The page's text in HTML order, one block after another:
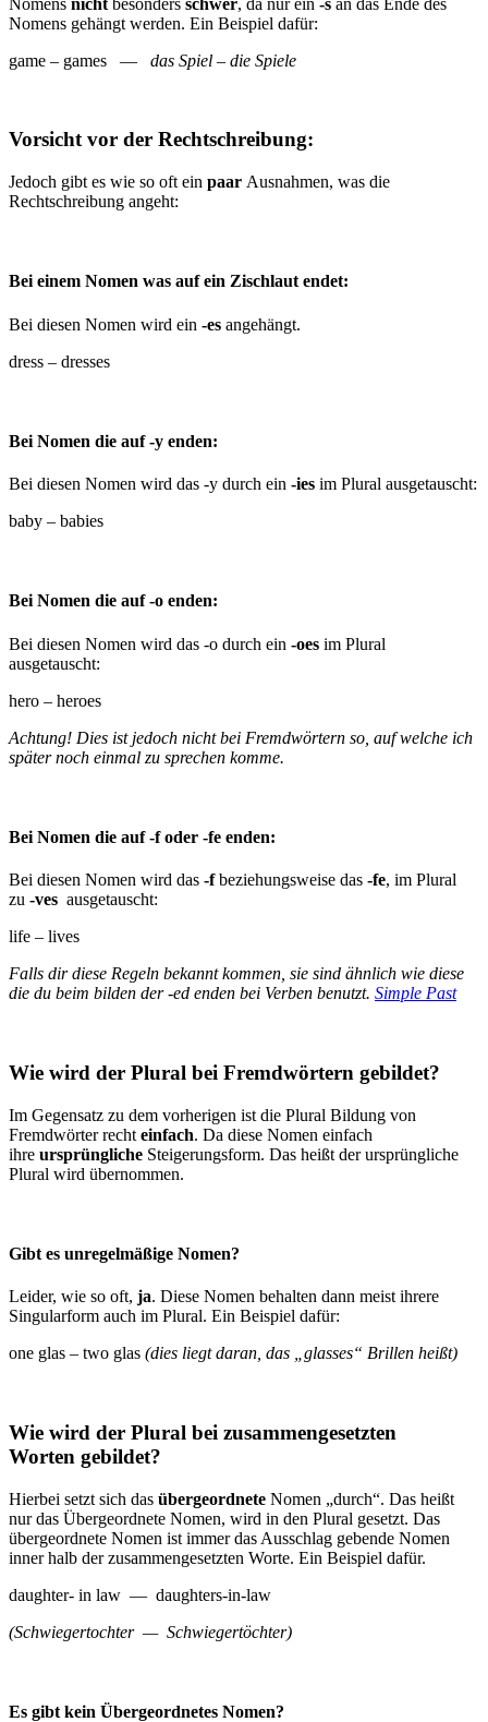
Nomens gehängt werden. Ein Beispiel dafür:
game – games — das Spiel – die Spiele
Vorsicht vor der Rechtschreibung:
Jedoch gibt es wie so oft ein paar Ausnahmen, was die
Rechtschreibung angeht:
Bei einem Nomen was auf ein Zischlaut endet:
Bei diesen Nomen wird ein -es angehängt.
dress – dresses
Bei Nomen die auf -y enden:
Bei diesen Nomen wird das -y durch ein -ies im Plural ausgetauscht:
baby – babies
Bei Nomen die auf -o enden:
Bei diesen Nomen wird das -o durch ein -oes im Plural
ausgetauscht:
hero – heroes
Achtung! Dies ist jedoch nicht bei Fremdwörtern so, auf welche ich
später noch einmal zu sprechen komme.
Bei Nomen die auf -f oder -fe enden:
Bei diesen Nomen wird das -fbeziehungsweise das -fe, im Plural
zu -ves ausgetauscht:
life – lives
Falls dir diese Regeln bekannt kommen, sie sind ähnlich wie diese
die du beim bilden der -ed enden bei Verben benutzt. Simple Past
Wie wird der Plural bei Fremdwörtern gebildet?
Im Gegensatz zu dem vorherigen ist die Plural Bildung von
Fremdwörter recht einfach. Da diese Nomen einfach
ihre ursprüngliche Steigerungsform. Das heißt der ursprüngliche
Plural wird übernommen.
Gibt es unregelmäßige Nomen?
Leider, wie so oft, ja. Diese Nomen behalten dann meist ihrere
Singularform auch im Plural. Ein Beispiel dafür:
one glas – two glas (dies liegt daran, das „glasses“ Brillen heißt)
Wie wird der Plural bei zusammengesetzten
Worten gebildet?
Hierbei setzt sich das übergeordnete Nomen „durch“. Das heißt
nur das Übergeordnete Nomen, wird in den Plural gesetzt. Das
übergeordnete Nomen ist immer das Ausschlag gebende Nomen
inner halb der zusammengesetzten Worte. Ein Beispiel dafür.
daughter- in law — daughters-in-law
(Schwiegertochter — Schwiegertöchter)
Es gibt kein Übergeordnetes Nomen?